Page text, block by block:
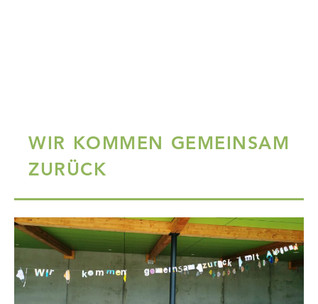
WIR KOMMEN GEMEINSAM
ZURÜCK